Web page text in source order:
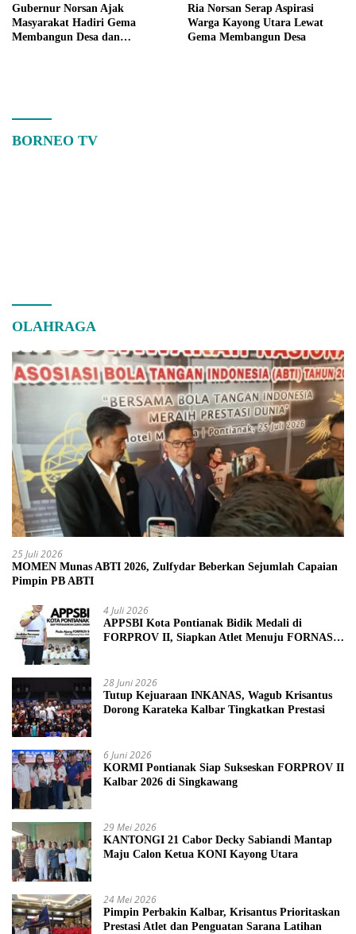
Gubernur Norsan Ajak
Masyarakat Hadiri Gema
Membangun Desa dan
Ria Norsan Serap Aspirasi
Warga Kayong Utara Lewat
Gema Membangun Desa
BORNEO TV
OLAHRAGA
25 Juli 2026
MOMEN Munas ABTI 2026, Zulfydar Beberkan Sejumlah Capaian
Pimpin PB ABTI
4 Juli 2026
APPSBI Kota Pontianak Bidik Medali di
FORPROV II, Siapkan Atlet Menuju FORNAS
28 Juni 2026
Tutup Kejuaraan INKANAS, Wagub Krisantus
Dorong Karateka Kalbar Tingkatkan Prestasi
6 Juni 2026
KORMI Pontianak Siap Sukseskan FORPROV II
Kalbar 2026 di Singkawang
29 Mei 2026
KANTONGI 21 Cabor Decky Sabiandi Mantap
Maju Calon Ketua KONI Kayong Utara
24 Mei 2026
Pimpin Perbakin Kalbar, Krisantus Prioritaskan
Prestasi Atlet dan Penguatan Sarana Latihan